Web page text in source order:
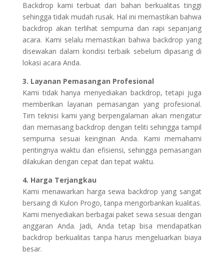
Backdrop kami terbuat dari bahan berkualitas tinggi
sehingga tidak mudah rusak. Hal ini memastikan bahwa
backdrop akan terlihat sempurna dan rapi sepanjang
acara. Kami selalu memastikan bahwa backdrop yang
disewakan dalam kondisi terbaik sebelum dipasang di
lokasi acara Anda.
3. Layanan Pemasangan Profesional
Kami tidak hanya menyediakan backdrop, tetapi juga
memberikan layanan pemasangan yang profesional.
Tim teknisi kami yang berpengalaman akan mengatur
dan memasang backdrop dengan teliti sehingga tampil
sempurna sesuai keinginan Anda. Kami memahami
pentingnya waktu dan efisiensi, sehingga pemasangan
dilakukan dengan cepat dan tepat waktu.
4. Harga Terjangkau
Kami menawarkan harga sewa backdrop yang sangat
bersaing di Kulon Progo, tanpa mengorbankan kualitas.
Kami menyediakan berbagai paket sewa sesuai dengan
anggaran Anda. Jadi, Anda tetap bisa mendapatkan
backdrop berkualitas tanpa harus mengeluarkan biaya
besar.